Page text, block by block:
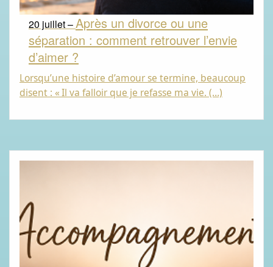
20 juillet –Après un divorce ou une
séparation : comment retrouver l’envie
d’aimer ?
Lorsqu’une histoire d’amour se termine, beaucoup
disent : «Il va falloir que je refasse ma vie. (…)